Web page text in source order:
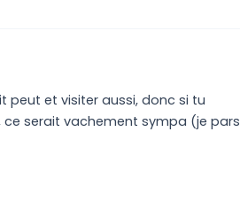
peut et visiter aussi, donc si tu
ce serait vachement sympa (je pars